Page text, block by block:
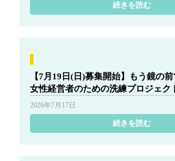
続きを読む
【7月19日(日)募集開始】もう鏡の前
女性経営者のための洗練プロジェク
2026年7月17日
続きを読む